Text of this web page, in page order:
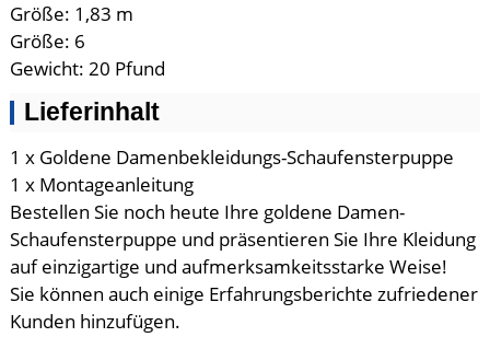
Größe: 1,83 m
Größe: 6
Gewicht: 20 Pfund
Lieferinhalt
1 x Goldene Damenbekleidungs-Schaufensterpuppe
1 x Montageanleitung
Bestellen Sie noch heute Ihre goldene Damen-
Schaufensterpuppe und präsentieren Sie Ihre Kleidung
auf einzigartige und aufmerksamkeitsstarke Weise!
Sie können auch einige Erfahrungsberichte zufriedener
Kunden hinzufügen.